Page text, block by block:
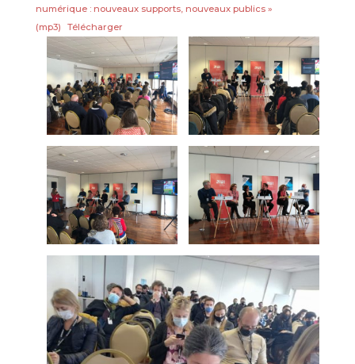
numérique : nouveaux supports, nouveaux publics »
(mp3)
Télécharger